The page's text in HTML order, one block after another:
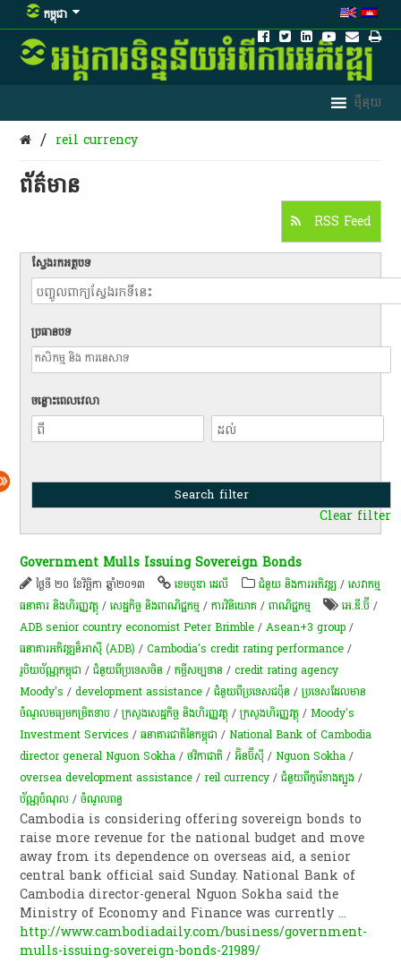
កម្ពុជា
/ reil currency
ព័ត៌មាន​
RSS Feed
ស្វែងរកអត្ថបទ
ប្រធានបទ
ចន្លោះពេលវេលា
Clear filter
Government Mulls Issuing Sovereign Bonds
ថ្ងៃទី ២០ ខែវិច្ឆិកា ឆ្នាំ២០១៣ ខេមបូឌា ដេលី ជំនួយ និងការអភិវឌ្ឍ /សេវាកម្ម
ធនាគារ និងហិរញ្ញវត្ថុ /សេដ្ឋកិច្ច និងពាណិជ្ជកម្ម /ការវិនិយោគ /ពាណិជ្ជកម្ម អេ.ឌី.ប៊ី /
ADB senior country economist Peter Brimble /Asean+3 group /
ធនាគារអភិវឌ្ឍន៏អាស៊ី (ADB) /Cambodia's credit rating performance /
រូបិយប័ណ្ណកម្ពុជា /ជំនួយពីប្រទេសចិន /កម្ចី​សម្បទាន​ /credit rating agency
Moody's /development assistance /ជំនួយពីប្រទេសជប៉ុន /ប្រទេសដែលមាន
ចំណូលមធ្យមកម្រិតទាប /ក្រសួងសេដ្ឋកិច្ច និងហិរញ្ញវត្ថុ /ក្រសួងហិរញ្ញវត្ថុ /Moody's
Investment Services /ធនាគារជាតិនៃកម្ពុជា /National Bank of Cambodia
director general Nguon Sokha /​ថវិកា​ជាតិ​ /អ៊ិនប៊ីស៊ី /Nguon Sokha /
oversea development assistance /reil currency /ជំនួយពីកូរ៉េខាងត្បូង /
ប័ណ្ណបំណុល​ /​ចំណូល​​ពន្ធ
Cambodia is considering offering sovereign bonds to
raise more revenue for the national budget and move
away from its dependence on overseas aid, a senior
central bank official said Sunday. National Bank of
Cambodia director-general Nguon Sokha said the
Ministry of Economy and Finance was currently...
http://www.cambodiadaily.com/business/government-
mulls-issuing-sovereign-bonds-21989/